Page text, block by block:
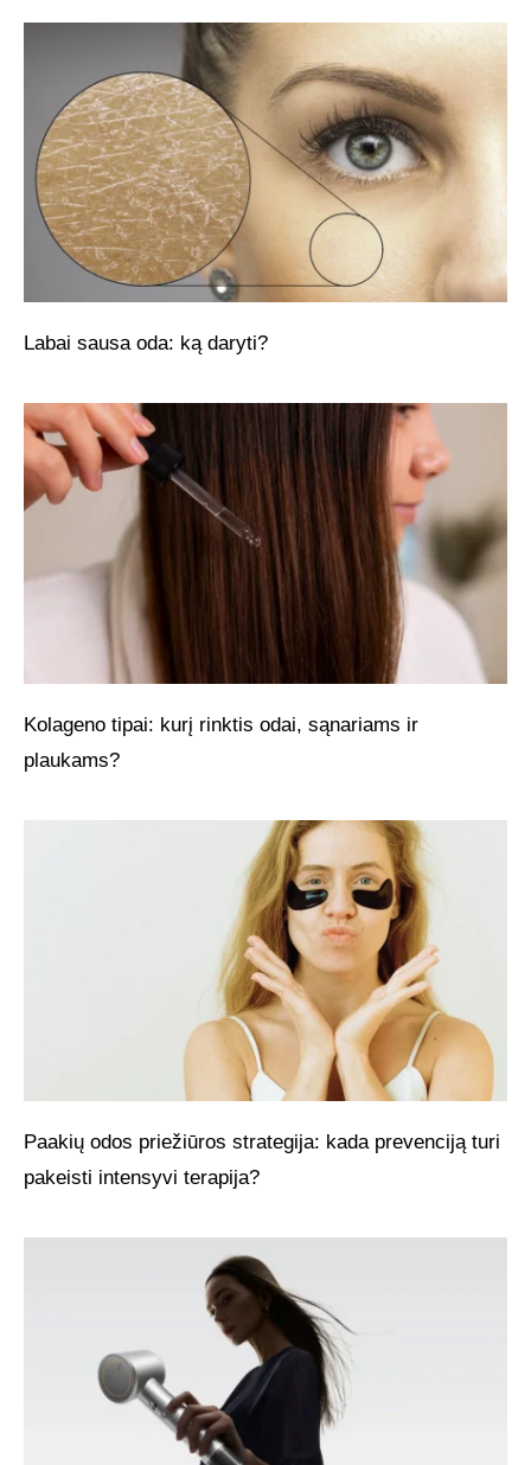
Labai sausa oda: ką daryti?
Kolageno tipai: kurį rinktis odai, sąnariams ir
plaukams?
Paakių odos priežiūros strategija: kada prevenciją turi
pakeisti intensyvi terapija?